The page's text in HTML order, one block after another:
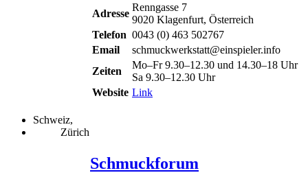
Adresse
Renngasse 7
9020 Klagenfurt, Österreich
Telefon 0043 (0) 463 502767
Email
schmuckwerkstatt@einspieler.info
Zeiten
Mo–Fr 9.30–12.30 und 14.30–18 Uhr
Sa 9.30–12.30 Uhr
Website Link
Schweiz,
Zürich
Schmuckforum